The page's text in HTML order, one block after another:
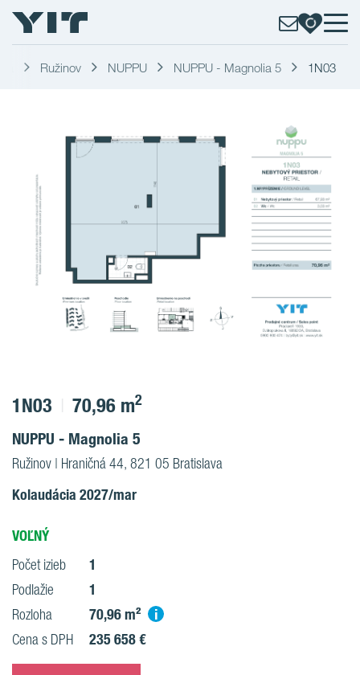
Ružinov NUPPU NUPPU - Magnolia 5 1N03
1N03 70,96 m2
NUPPU - Magnolia 5
Ružinov | Hraničná 44, 821 05 Bratislava
Kolaudácia 2027/mar
VOĽNÝ
Počet izieb 1
Podlažie 1
Rozloha 70,96 m² i
Cena s DPH 235 658 €